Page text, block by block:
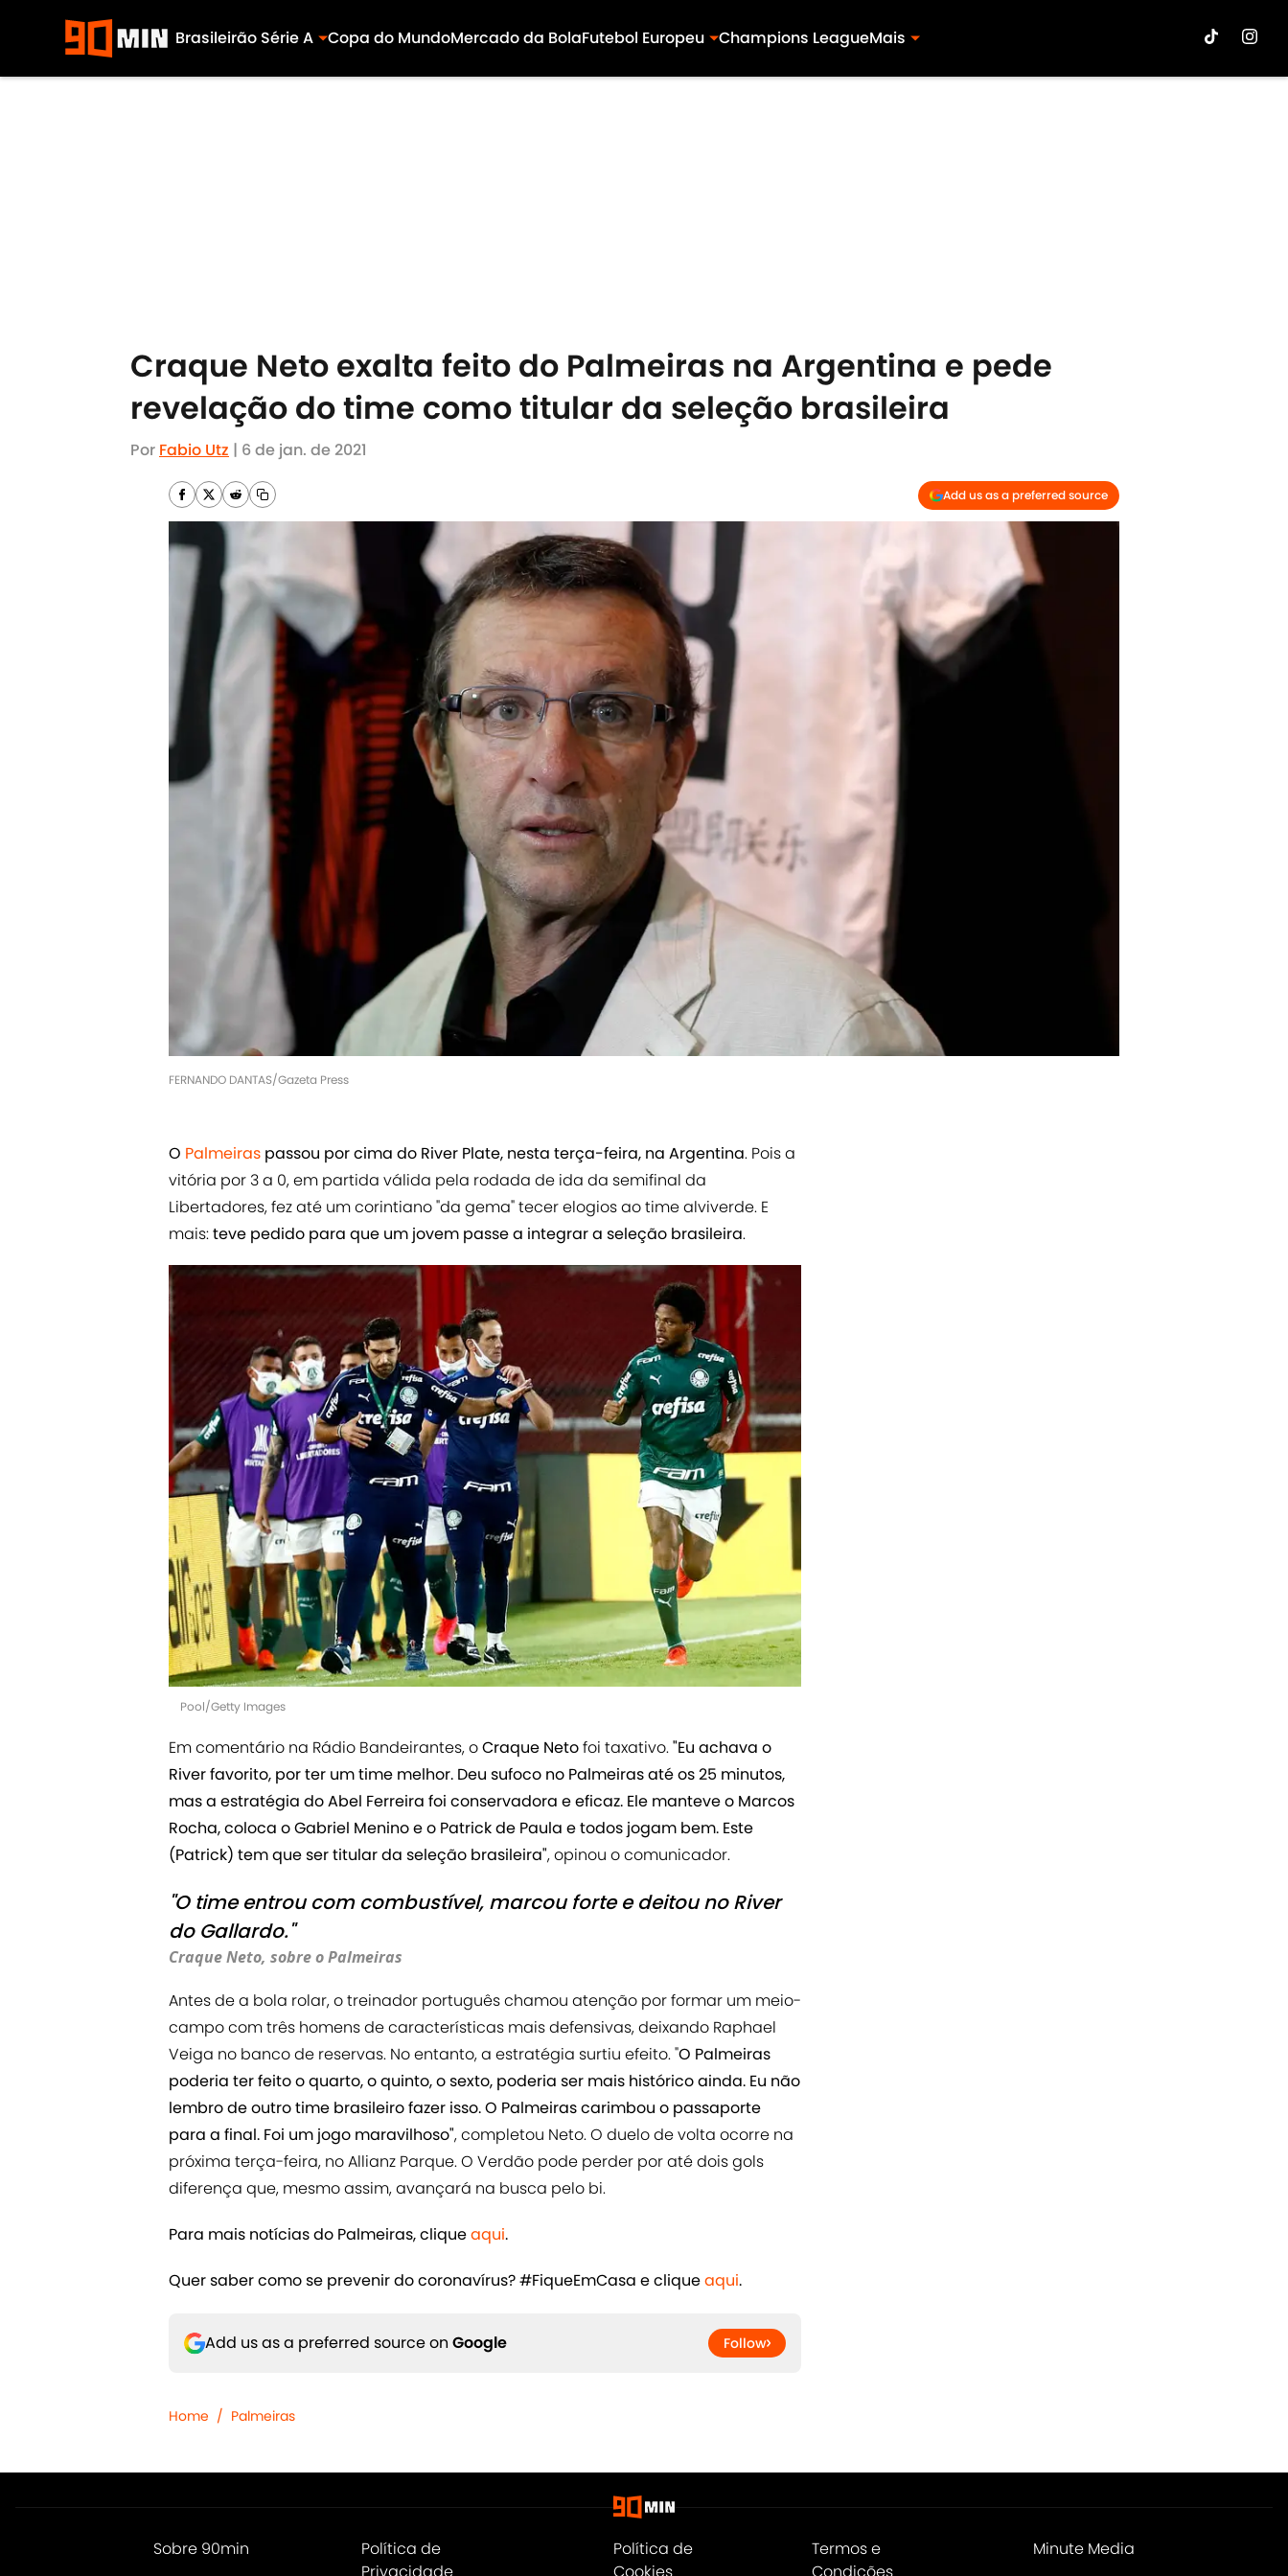
Brasileirão Série A Copa do MundoMercado da BolaFutebol Europeu Champions LeagueMais
Craque Neto exalta feito do Palmeiras na Argentina e pede
revelação do time como titular da seleção brasileira
Por Fabio Utz | 6 de jan. de 2021
Add us as a preferred source
FERNANDO DANTAS/Gazeta Press
O Palmeiras passou por cima do River Plate, nesta terça-feira, na Argentina. Pois a
vitória por 3 a 0, em partida válida pela rodada de ida da semifinal da
Libertadores, fez até um corintiano "da gema" tecer elogios ao time alviverde. E
mais:teve pedido para que um jovem passe a integrar a seleção brasileira.
Pool/Getty Images
Em comentário na Rádio Bandeirantes, oCraque Netofoi taxativo."Eu achava o
River favorito, por ter um time melhor. Deu sufoco no Palmeiras até os 25 minutos,
mas a estratégia do Abel Ferreira foi conservadora e eficaz. Ele manteve o Marcos
Rocha, coloca o Gabriel Menino e o Patrick de Paula e todos jogam bem. Este
(Patrick) tem que ser titular da seleção brasileira", opinou o comunicador.
"O time entrou com combustível, marcou forte e deitou no River
do Gallardo."
Craque Neto, sobre o Palmeiras
Antes de a bola rolar, o treinador português chamou atenção por formar um meio-
campo com três homens de características mais defensivas, deixando Raphael
Veiga no banco de reservas. No entanto, a estratégia surtiu efeito. "O Palmeiras
poderia ter feito o quarto, o quinto, o sexto, poderia ser mais histórico ainda. Eu não
lembro de outro time brasileiro fazer isso. O Palmeiras carimbou o passaporte
para a final. Foi um jogo maravilhoso", completou Neto. O duelo de volta ocorre na
próxima terça-feira, no Allianz Parque. O Verdão pode perder por até dois gols
diferença que, mesmo assim, avançará na busca pelo bi.
Para mais notícias do Palmeiras, cliqueaqui.
Quer saber como se prevenir do coronavírus? #FiqueEmCasa e cliqueaqui.
Add us as a preferred source on Google Follow
Home / Palmeiras
Sobre 90min
Política de
Política de
Termos e
Minute Media